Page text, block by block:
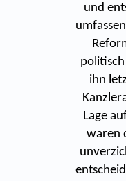
und
ihn
Lage
waren